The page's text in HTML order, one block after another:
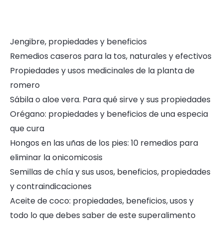
Jengibre, propiedades y beneficios
Remedios caseros para la tos, naturales y efectivos
Propiedades y usos medicinales de la planta de
romero
Sábila o aloe vera. Para qué sirve y sus propiedades
Orégano: propiedades y beneficios de una especia
que cura
Hongos en las uñas de los pies: 10 remedios para
eliminar la onicomicosis
Semillas de chía y sus usos, beneficios, propiedades
y contraindicaciones
Aceite de coco: propiedades, beneficios, usos y
todo lo que debes saber de este superalimento